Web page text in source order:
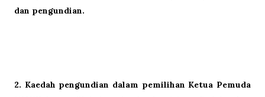
dan pengundian.
2. Kaedah pengundian dalam pemilihan Ketua Pemuda